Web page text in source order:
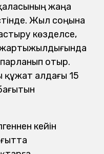
жаңа
Жыл соңына
көзделсе,
отыр.
құжат алдағы 15
кейін